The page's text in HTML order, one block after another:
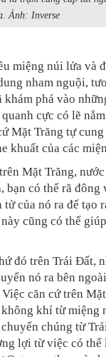
Ảnh: Inverse
miệng núi lửa và
nham nguội,
phá vào
cực có lẽ
Mặt Trăng tự cung
khuất của các
Mặt Trăng,
bạn có thể rã đông
của nó ra để tạo
cũng có thể
đó trên Trái Đất,
nó ra bên
căn cứ trên
khí từ miệng
chúng từ
lợi từ việc có thể